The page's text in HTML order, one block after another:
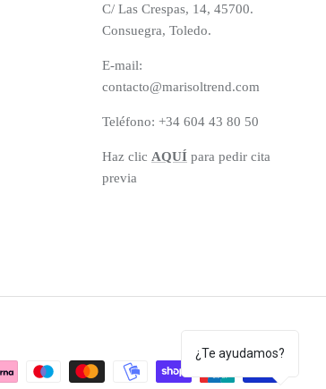
¿Te ayudamos?
C/ Las Crespas, 14, 45700.
Consuegra, Toledo.
E-mail:
contacto@marisoltrend.com
Teléfono: +34 604 43 80 50
Haz clic AQUÍ para pedir cita
previa